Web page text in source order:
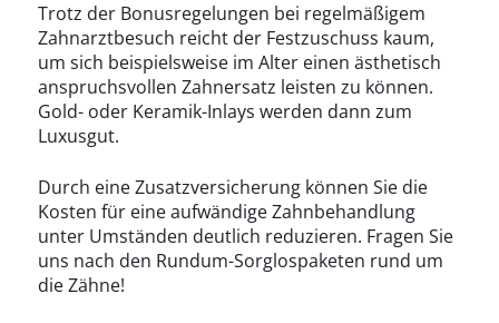
Trotz der Bonusregelungen bei regelmäßigem
Zahnarztbesuch reicht der Festzuschuss kaum,
um sich beispielsweise im Alter einen ästhetisch
anspruchsvollen Zahnersatz leisten zu können.
Gold- oder Keramik-Inlays werden dann zum
Luxusgut.
Durch eine Zusatzversicherung können Sie die
Kosten für eine aufwändige Zahnbehandlung
unter Umständen deutlich reduzieren. Fragen Sie
uns nach den Rundum-Sorglospaketen rund um
die Zähne!